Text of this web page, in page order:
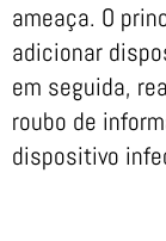
ameaça. O
adicionar
em seguida,
roubo de
dispositivo